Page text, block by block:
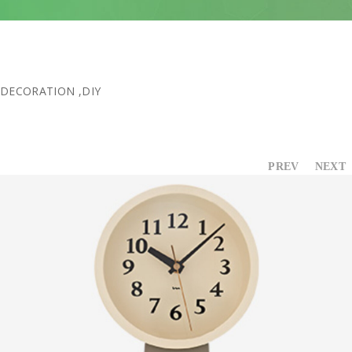
DECORATION ,DIY
PREV NEXT